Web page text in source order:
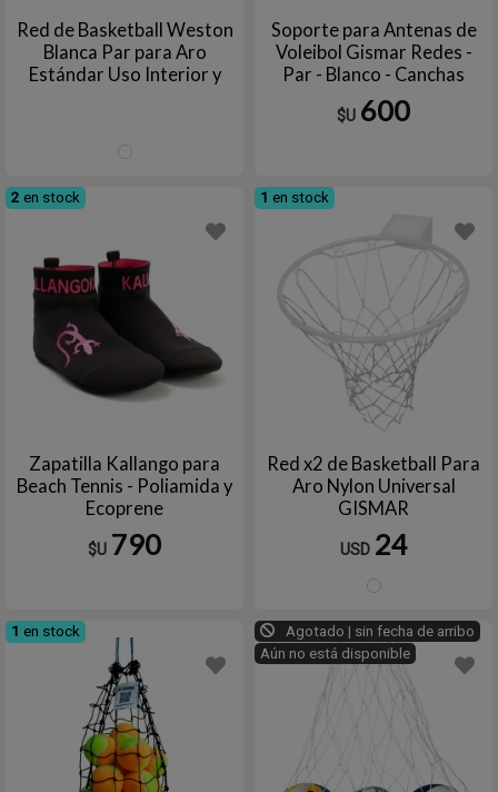
Red de Basketball Weston
Blanca Par para Aro
Estándar Uso Interior y
Soporte para Antenas de
Voleibol Gismar Redes -
Par - Blanco - Canchas
Profesionales y
Recreativas
$U 600
2 en stock
Zapatilla Kallango para
Beach Tennis - Poliamida y
Ecoprene
$U 790
1 en stock
Red x2 de Basketball Para
Aro Nylon Universal
GISMAR
USD 24
1 en stock
Agotado | sin fecha de arribo
Aún no está disponible